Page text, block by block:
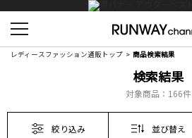
レディースファッション通販トップ 商品検索結果
検索結果
対象商品： 166件
絞り込み 並び替え